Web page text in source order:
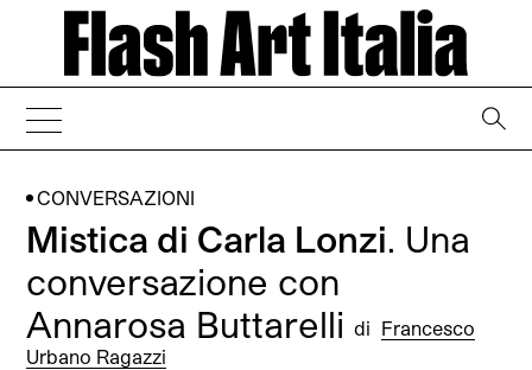
CONVERSAZIONI
Mistica di Carla Lonzi. Una
conversazione con
Annarosa Buttarellidi Francesco
Urbano Ragazzi